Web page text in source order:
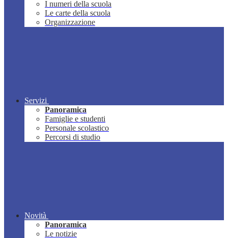
I numeri della scuola
Le carte della scuola
Organizzazione
Servizi
Panoramica
Famiglie e studenti
Personale scolastico
Percorsi di studio
Novità
Panoramica
Le notizie